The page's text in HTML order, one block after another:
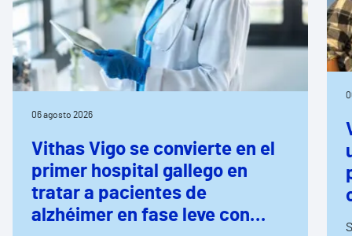
06 agosto 2026
Vithas Vigo se convierte en el
primer hospital gallego en
tratar a pacientes de
alzhéimer en fase leve con